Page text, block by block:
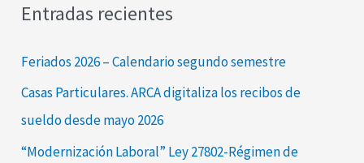
c
a
Entradas recientes
Feriados 2026 – Calendario segundo semestre
Casas Particulares. ARCA digitaliza los recibos de
sueldo desde mayo 2026
“Modernización Laboral” Ley 27802-Régimen de